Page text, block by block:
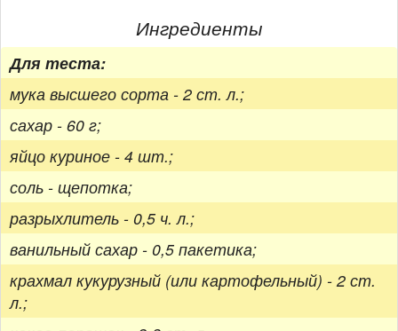
Ингредиенты
Для теста:
мука высшего сорта - 2 ст. л.;
сахар - 60 г;
яйцо куриное - 4 шт.;
соль - щепотка;
разрыхлитель - 0,5 ч. л.;
ванильный сахар - 0,5 пакетика;
крахмал кукурузный (или картофельный) - 2 ст.
л.;